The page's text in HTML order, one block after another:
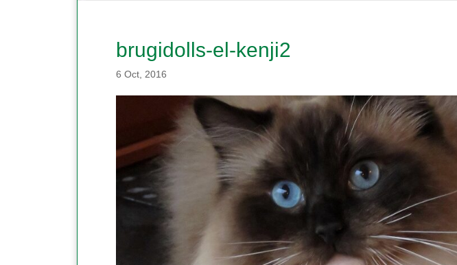
brugidolls-el-kenji2
6 Oct, 2016